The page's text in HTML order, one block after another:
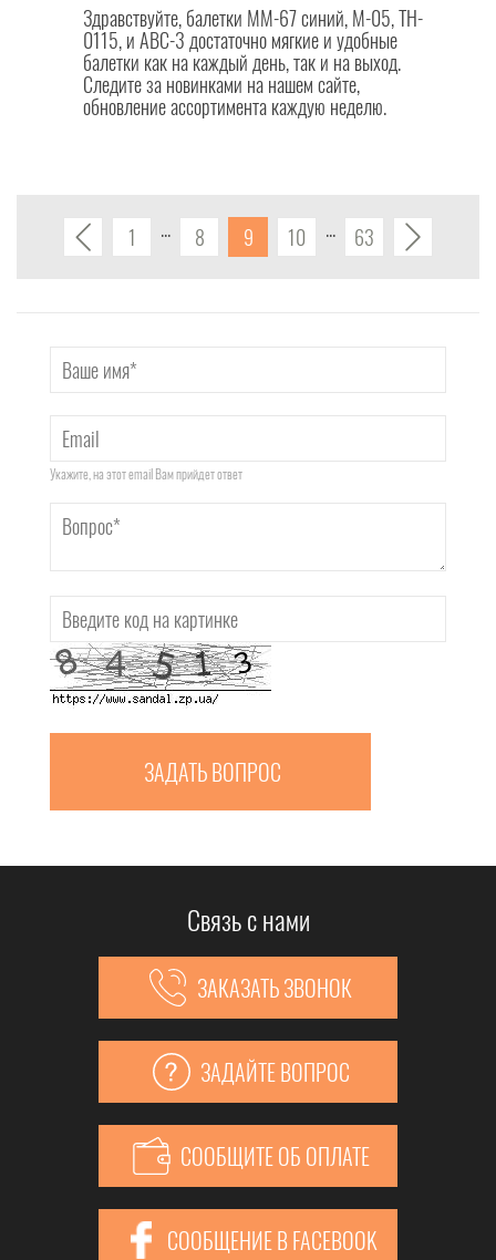
Здравствуйте, балетки ММ-67 синий, М-05, TH-
0115, и АВС-3 достаточно мягкие и удобные
балетки как на каждый день, так и на выход.
Следите за новинками на нашем сайте,
обновление ассортимента каждую неделю.
1 8 9 10 63
Укажите, на этот email Вам прийдет ответ
ЗАДАТЬ ВОПРОС
Связь с нами
ЗАКАЗАТЬ ЗВОНОК
ЗАДАЙТЕ ВОПРОС
СООБЩИТЕ ОБ ОПЛАТЕ
СООБЩЕНИЕ В FACEBOOK